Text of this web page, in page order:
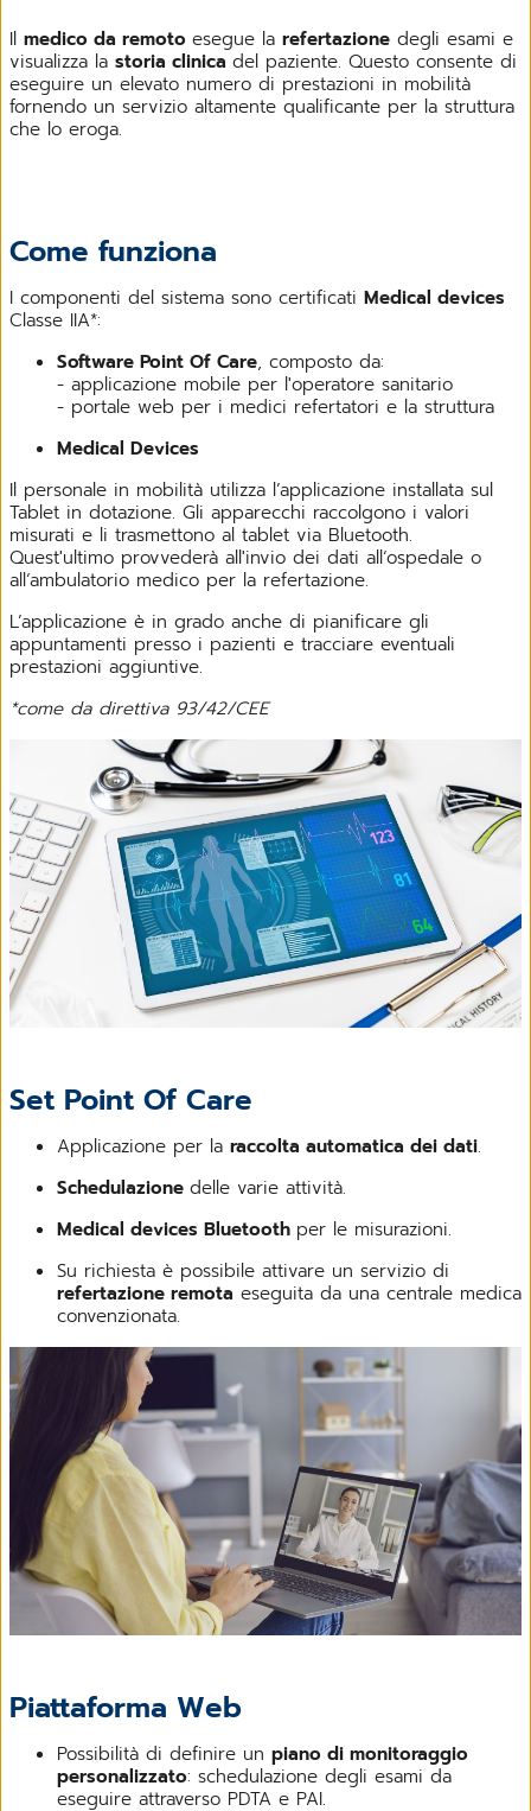
Il medico da remoto esegue la refertazione degli esami e
visualizza la storia clinica del paziente. Questo consente di
eseguire un elevato numero di prestazioni in mobilità
fornendo un servizio altamente qualificante per la struttura
che lo eroga.
Come funziona
I componenti del sistema sono certificati Medical devices
Classe IIA*:
Software Point Of Care, composto da:
- applicazione mobile per l'operatore sanitario
- portale web per i medici refertatori e la struttura
Medical Devices
Il personale in mobilità utilizza l’applicazione installata sul
Tablet in dotazione. Gli apparecchi raccolgono i valori
misurati e li trasmettono al tablet via Bluetooth.
Quest'ultimo provvederà all'invio dei dati all‘ospedale o
all‘ambulatorio medico per la refertazione.
L’applicazione è in grado anche di pianificare gli
appuntamenti presso i pazienti e tracciare eventuali
prestazioni aggiuntive.
*come da direttiva 93/42/CEE
Set Point Of Care
Applicazione per la raccolta automatica dei dati.
Schedulazione delle varie attività.
Medical devices Bluetooth per le misurazioni.
Su richiesta è possibile attivare un servizio di
refertazione remota eseguita da una centrale medica
convenzionata.
Piattaforma Web
Possibilità di definire un piano di monitoraggio
personalizzato: schedulazione degli esami da
eseguire attraverso PDTA e PAI.